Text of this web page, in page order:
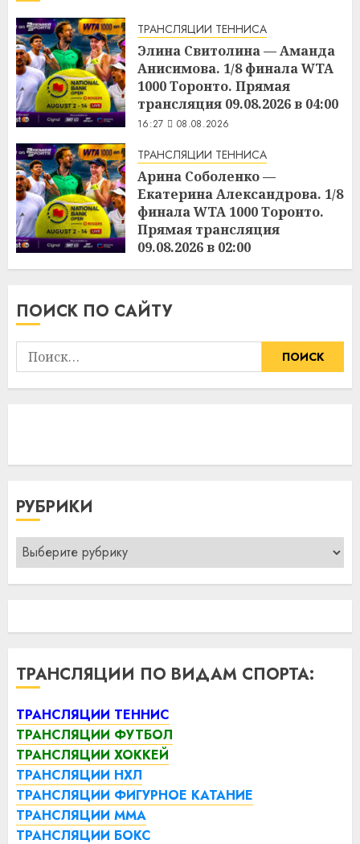
ТРАНСЛЯЦИИ ТЕННИСА
Элина Свитолина — Аманда
Анисимова. 1/8 финала WTA
1000 Торонто. Прямая
трансляция 09.08.2026 в 04:00
16:27 08.08.2026
ТРАНСЛЯЦИИ ТЕННИСА
Арина Соболенко —
Екатерина Александрова. 1/8
финала WTA 1000 Торонто.
Прямая трансляция
09.08.2026 в 02:00
16:25 08.08.2026
ПОИСК ПО САЙТУ
Найти:
РУБРИКИ
Рубрики
ТРАНСЛЯЦИИ ПО ВИДАМ СПОРТА:
ТРАНСЛЯЦИИ ТЕННИС
ТРАНСЛЯЦИИ ФУТБОЛ
ТРАНСЛЯЦИИ ХОККЕЙ
ТРАНСЛЯЦИИ НХЛ
ТРАНСЛЯЦИИ ФИГУРНОЕ КАТАНИЕ
ТРАНСЛЯЦИИ ММА
ТРАНСЛЯЦИИ БОКС